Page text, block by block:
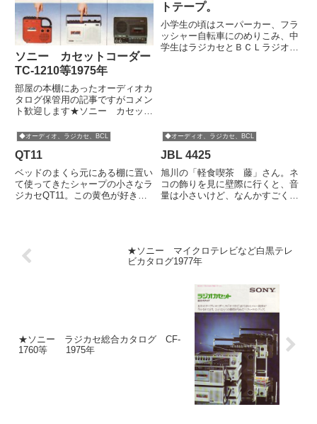
ソニー カセットコーダー
TC-1210等1975年
部屋の本棚にあったオーディオカ
タログ保管用の記事ですがコメン
ト歓迎します★ソニー カセット
は搭載していないんで「ラジカ
セ」ではないワンタッチ録音機能
はどうでもいいけど、TC-1210の
デザインは秀逸。
トテープ。
小学生の頃はスーパーカー、フラ
ッシャー自転車にのめりこみ、中
学生はラジカセとＢＣＬラジオに
◆オーディオ、ラジカセ、BCL
QT11
ベッドのまくら元にある棚に置い
て使ってきたシャープの小さなラ
ジカセQT11。この黄色が好きで
ログにはラジカセカテゴリー...
◆オーディオ、ラジカセ、BCL
JBL 4425
旭川の「軽食喫茶 藤」さん。ネ
コの飾りを見に壁際に行くと、音
量は小さいけど、なんかすごく良
JBL 4425左右１セット\...
★ソニー マイクロテレビなど白黒テレ
ビカタログ1977年
★ソニー ラジカセ総合カタログ CF-
1760等 1975年